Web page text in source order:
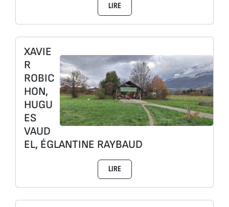
LIRE
XAVIE
R
ROBIC
HON,
HUGU
ES
VAUD
EL, ÉGLANTINE RAYBAUD
LIRE